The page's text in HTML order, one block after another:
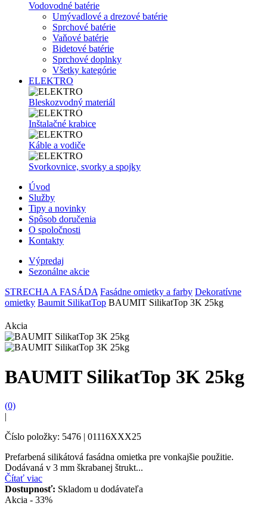
Vodovodné batérie
Umývadlové a drezové batérie
Sprchové batérie
Vaňové batérie
Bidetové batérie
Sprchové doplnky
Všetky kategórie
ELEKTRO
Bleskozvodný materiál
Inštalačné krabice
Káble a vodiče
Svorkovnice, svorky a spojky
Úvod
Služby
Tipy a novinky
Spôsob doručenia
O spoločnosti
Kontakty
Výpredaj
Sezonálne akcie
STRECHA A FASÁDA Fasádne omietky a farby Dekoratívne
omietky Baumit SilikatTop BAUMIT SilikatTop 3K 25kg
Akcia
BAUMIT SilikatTop 3K 25kg
(0)
|
Číslo položky: 5476 | 01116XXX25
Prefarbená silikátová fasádna omietka pre vonkajšie použitie.
Dodávaná v 3 mm škrabanej štrukt...
Čítať viac
Dostupnosť: Skladom u dodávateľa
Akcia - 33%